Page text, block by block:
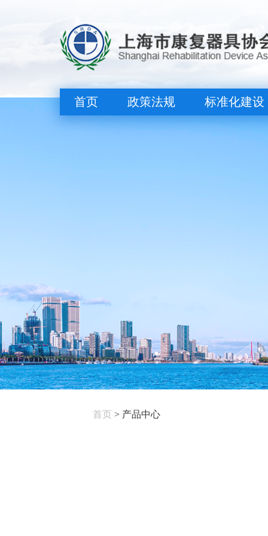
首页 政策法规 标准化建设
首页 > 产品中心